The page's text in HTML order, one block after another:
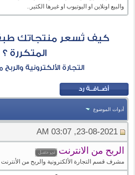
والبيع اونلاين او اليوتيوب او غيرها الكثير..
كيف تُسعر منتجاتك
المتكررة ؟
التجارة الألكترونية
أدوات الموضوع
23-08-2021, 03:07 AM
الربح من الانترنت
مشرف قسم التجارة الألكترونية والربح من الأنترنت